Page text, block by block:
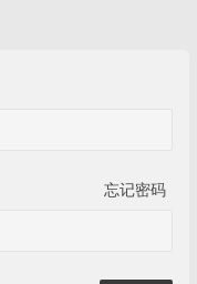
忘记密码